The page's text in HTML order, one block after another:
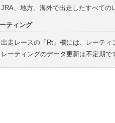
JRA、地方、海外で出走したすべての
ティング
出走レースの「Rt」欄には、レーティ
レーティングのデータ更新は不定期で